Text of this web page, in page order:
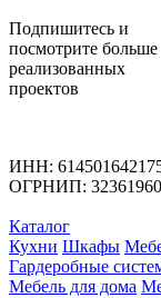
Подпишитесь и
посмотрите больше
реализованных
проектов
ИНН:
ОГРНИП:
Каталог
Кухни Шкафы
Гардеробные
Мебель для дома